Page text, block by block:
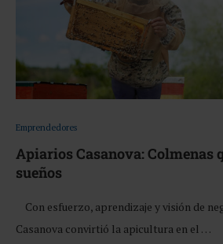
Emprendedores
Apiarios Casanova: Colmenas
sueños
Con esfuerzo, aprendizaje y visión de
Casanova convirtió la apicultura en el …